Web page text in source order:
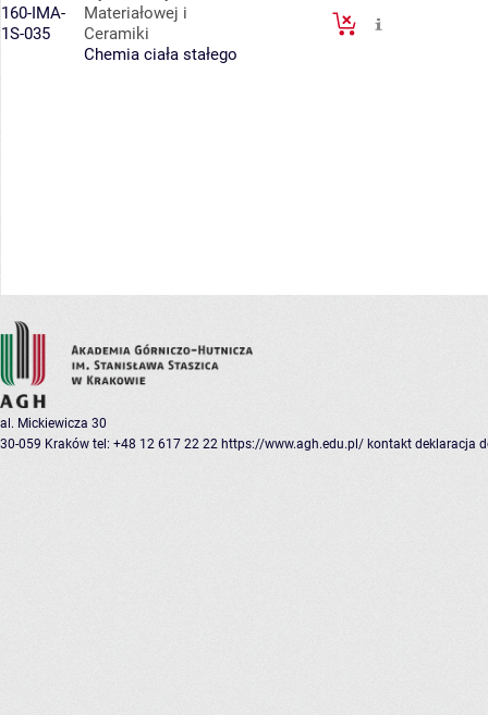
160-IMA-
1S-035
Materiałowej i
Ceramiki
Chemia ciała stałego
al. Mickiewicza 30
30-059 Kraków tel: +48 12 617 22 22 https://www.agh.edu.pl/ kontakt deklaracja